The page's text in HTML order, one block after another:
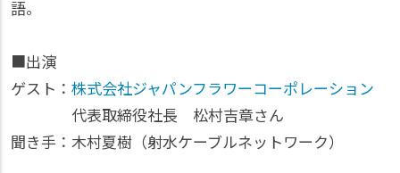
語。
■出演
ゲスト： 株式会社ジャパンフラワーコーポレーション
代表取締役社長 松村吉章さん
聞き手：木村夏樹（射水ケーブルネットワーク）